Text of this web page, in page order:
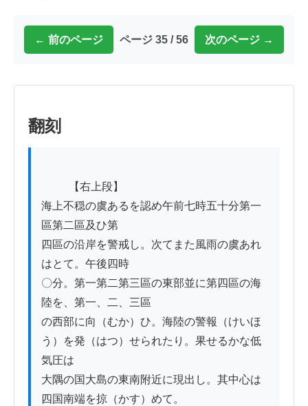
← 前のページ ページ 35 / 56 次のページ →
翻刻
海上不穏の虞あるを認め午前七時五十分第一
區第二區及ひ第
四區の沿岸を警戒し。次てまた風雨の虞あれ
はとて。午後四時
〇分。第一第二第三區の東部並に第四區の海
陸を、第一、二、三區
の西部に向（むか）ひ。海陸の警報（けいほ
う）を発（はつ）せられたり。果せるかな低
気圧は
大隅の国大島の東南附近に現出し。其中心は
四国南端を掠（かす）めて。